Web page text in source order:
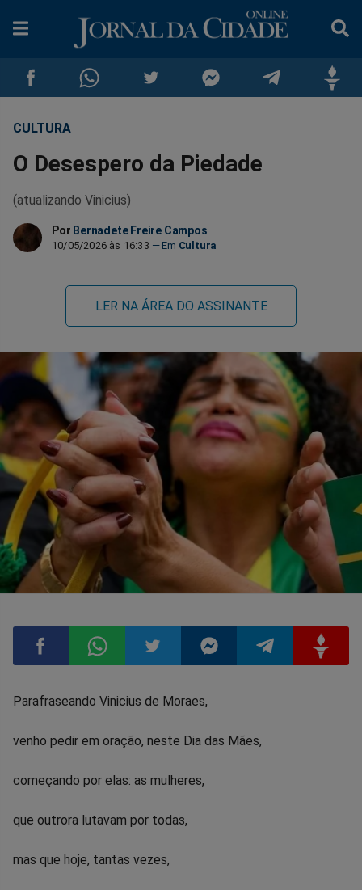
Compartilhar
no
Compartilhar
no
no
no
no
CULTURA
O Desespero da Piedade
(atualizando Vinicius)
Por Bernadete Freire Campos
10/05/2026 às 16:33 Cultura
LER NA ÁREA DO ASSINANTE
Compartilhar
no
Facebook
Compartilhar
no
Whatsapp
Compartilhar
no
Twitter
Compartilhar
no
Messenger
no
Parafraseando Vinicius de Moraes,
venho pedir em oração, neste Dia das Mães,
começando por elas: as mulheres,
que outrora lutavam por todas,
mas que hoje, tantas vezes,